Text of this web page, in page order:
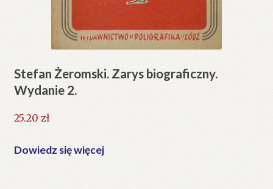
Stefan Żeromski. Zarys biograficzny.
Wydanie 2.
25.20 zł
Dowiedz się więcej